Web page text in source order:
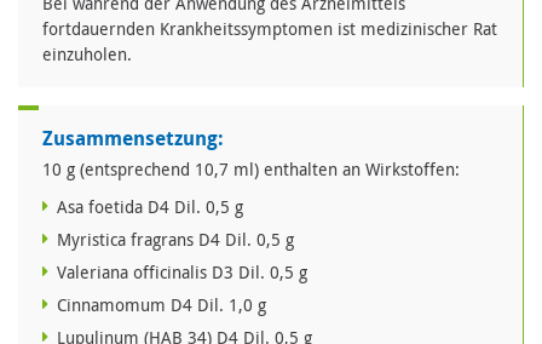
fortdauernden Krankheitssymptomen ist medizinischer Rat
einzuholen.
Zusammensetzung:
10 g (entsprechend 10,7 ml) enthalten an Wirkstoffen:
Asa foetida D4 Dil. 0,5 g
Myristica fragrans D4 Dil. 0,5 g
Valeriana officinalis D3 Dil. 0,5 g
Cinnamomum D4 Dil. 1,0 g
Lupulinum (HAB 34) D4 Dil. 0,5 g